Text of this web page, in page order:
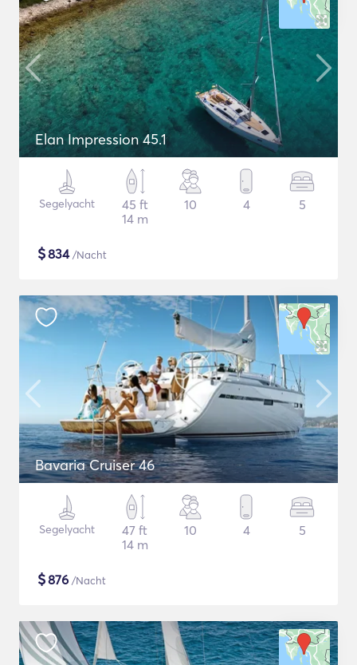
Elan Impression 45.1
Segelyacht
45 ft
14 m
10 4 5
$834/Nacht
Bavaria Cruiser 46
Segelyacht
47 ft
14 m
10 4 5
$876 /Nacht